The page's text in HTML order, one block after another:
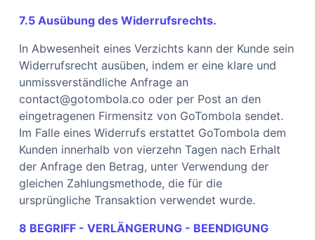
7.5 Ausübung des Widerrufsrechts.
In Abwesenheit eines Verzichts kann der Kunde sein
Widerrufsrecht ausüben, indem er eine klare und
unmissverständliche Anfrage an
contact@gotombola.co oder per Post an den
eingetragenen Firmensitz von GoTombola sendet.
Im Falle eines Widerrufs erstattet GoTombola dem
Kunden innerhalb von vierzehn Tagen nach Erhalt
der Anfrage den Betrag, unter Verwendung der
gleichen Zahlungsmethode, die für die
ursprüngliche Transaktion verwendet wurde.
8 BEGRIFF - VERLÄNGERUNG - BEENDIGUNG